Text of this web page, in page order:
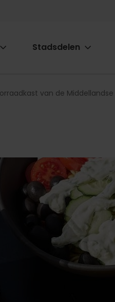
Stadsdelen
van de Middellandse